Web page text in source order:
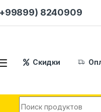
8240909
Скидки